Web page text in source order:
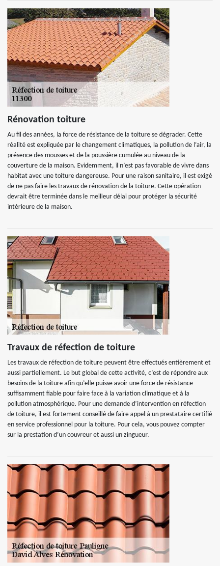
Rénovation toiture
Au fil des années, la force de résistance de la toiture se dégrader. Cette
réalité est expliquée par le changement climatiques, la pollution de l’air, la
présence des mousses et de la poussière cumulée au niveau de la
couverture de la maison. Evidemment, il n’est pas favorable de vivre dans
habitat avec une toiture dangereuse. Pour une raison sanitaire, il est exigé
de ne pas faire les travaux de rénovation de la toiture. Cette opération
devrait être terminée dans le meilleur délai pour protéger la sécurité
intérieure de la maison.
Travaux de réfection de toiture
Les travaux de réfection de toiture peuvent être effectués entièrement et
aussi partiellement. Le but global de cette activité, c’est de répondre aux
besoins de la toiture afin qu’elle puisse avoir une force de résistance
suffisamment fiable pour faire face à la variation climatique et à la
pollution atmosphérique. Pour une demande d’intervention en réfection
de toiture, il est fortement conseillé de faire appel à un prestataire certifié
en service professionnel pour la toiture. Pour cela, vous pouvez compter
sur la prestation d’un couvreur et aussi un zingueur.